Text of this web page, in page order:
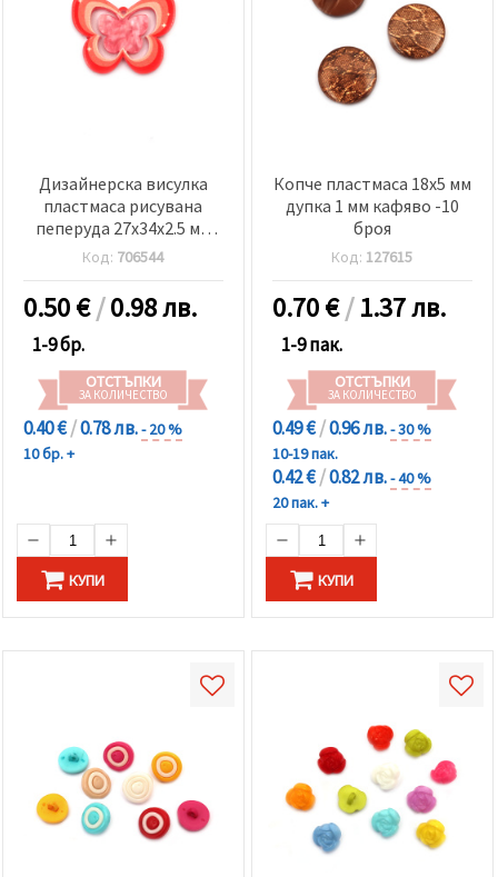
Дизайнерска висулка
пластмаса рисувана
пеперуда 27x34x2.5 мм
дупка 1 мм
Код: 706544
0.50€/0.98 лв.
1-9 бр.
ОТСТЪПКИ
ЗА КОЛИЧЕСТВО
0.40 €/0.78 лв.- 20 %
10 бр. +
КУПИ
Копче пластмаса 18x5 мм
дупка 1 мм кафяво -10
броя
Код: 127615
0.70€/1.37 лв.
1-9 пак.
ОТСТЪПКИ
ЗА КОЛИЧЕСТВО
0.49 €/0.96 лв.- 30 %
10-19 пак.
0.42 €/0.82 лв.- 40 %
20 пак. +
КУПИ